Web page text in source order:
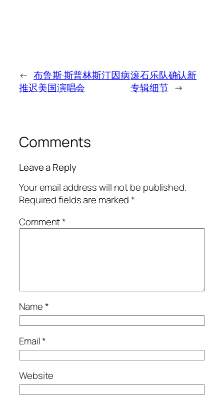
← 布鲁斯·斯普林斯汀因病
推迟美国演唱会
滚石乐队确认新
专辑细节 →
Comments
Leave a Reply
Your email address will not be published.
Required fields are marked*
Comment*
Name*
Email*
Website